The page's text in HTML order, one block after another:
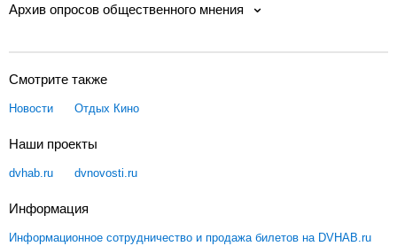
Архив опросов общественного мнения
Смотрите также
Новости Отдых Кино
Наши проекты
dvhab.ru dvnovosti.ru
Информация
Информационное сотрудничество и продажа билетов на DVHAB.ru